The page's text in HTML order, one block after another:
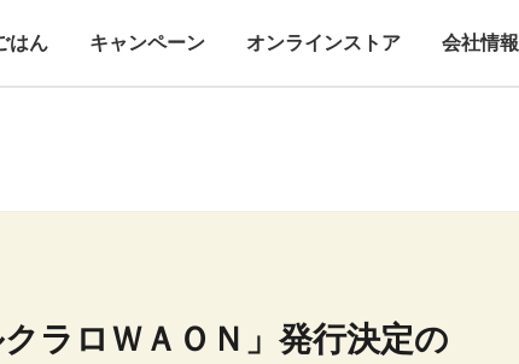
はん キャンペーン オンラインストア 会社情報
クラロＷＡＯＮ」発行決定の